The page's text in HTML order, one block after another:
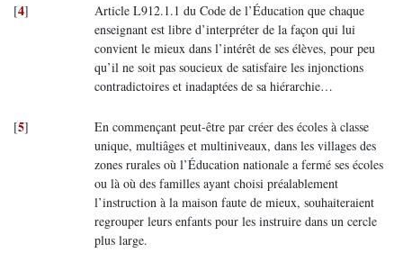
[4]
Article L912.1.1 du Code de l’Éducation que chaque
enseignant est libre d’interpréter de la façon qui lui
convient le mieux dans l’intérêt de ses élèves, pour peu
qu’il ne soit pas soucieux de satisfaire les injonctions
contradictoires et inadaptées de sa hiérarchie…
[5]
En commençant peut-être par créer des écoles à classe
unique, multiâges et multiniveaux, dans les villages des
zones rurales où l’Éducation nationale a fermé ses écoles
ou là où des familles ayant choisi préalablement
l’instruction à la maison faute de mieux, souhaiteraient
regrouper leurs enfants pour les instruire dans un cercle
plus large.